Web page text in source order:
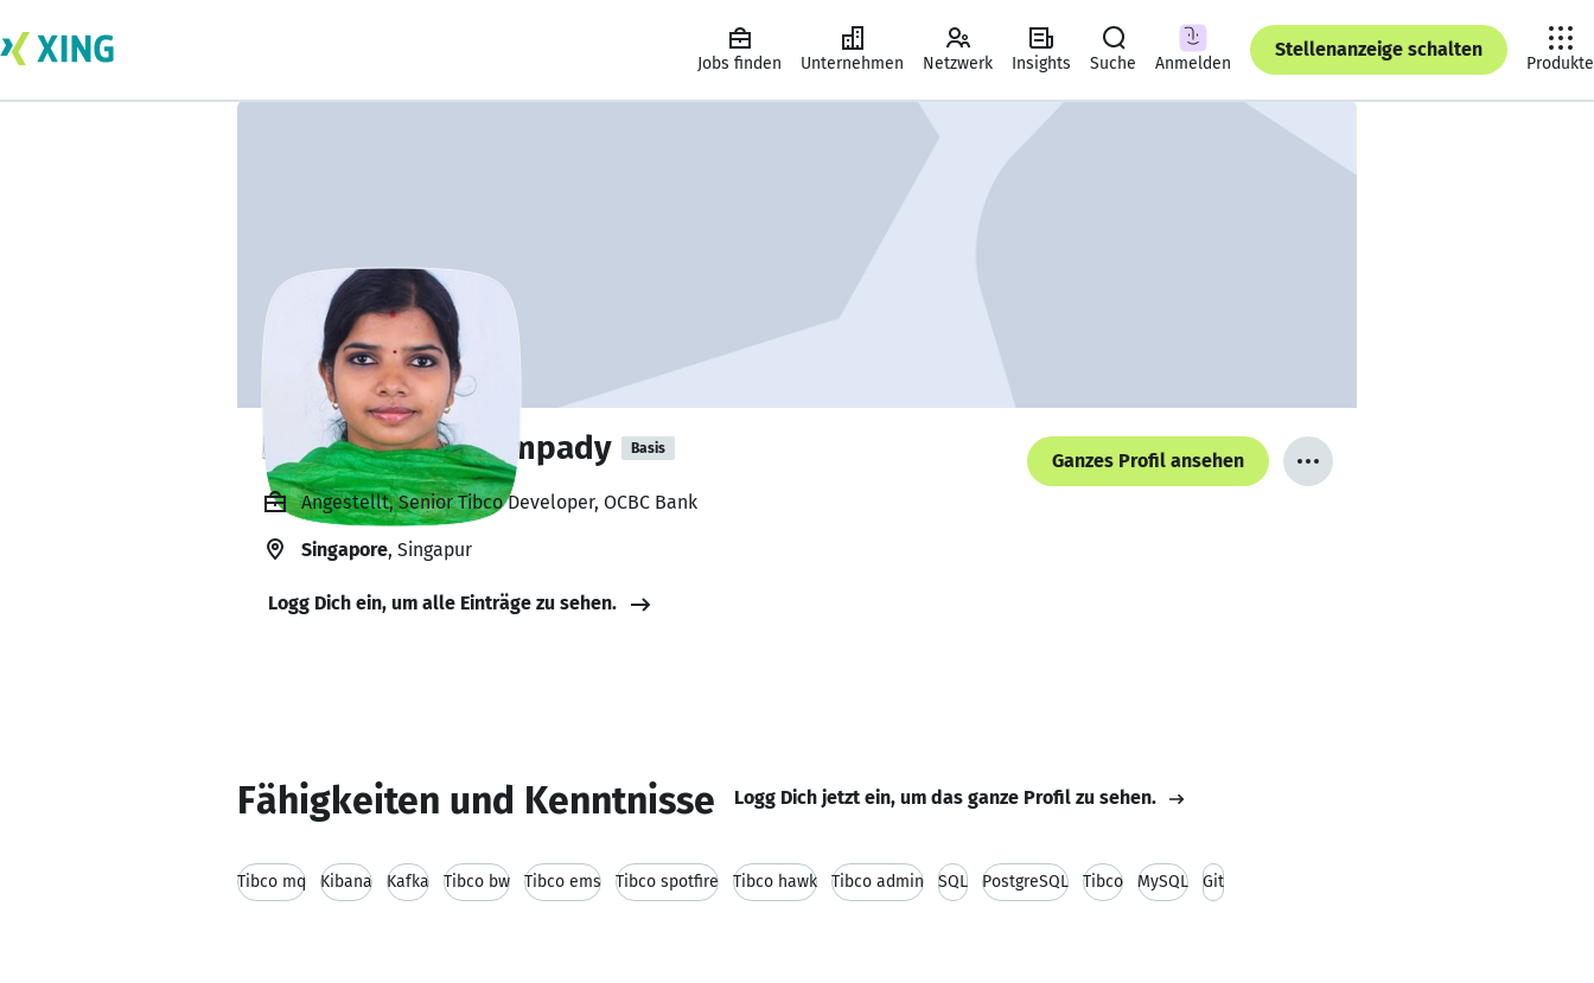
Jobs finden Unternehmen Netzwerk Insights Suche Anmelden
Stellenanzeige schalten
Produkte
Lekshmi Thiruvampady Basis
Ganzes Profil ansehen
Angestellt, Senior Tibco Developer, OCBC Bank
Singapore, Singapur
Logg Dich ein, um alle Einträge zu sehen.
Fähigkeiten und Kenntnisse Logg Dich jetzt ein, um das ganze Profil zu sehen.
Tibco mq Kibana Kafka Tibco bw Tibco ems Tibco spotfire Tibco hawk Tibco admin SQL PostgreSQL Tibco MySQL Git